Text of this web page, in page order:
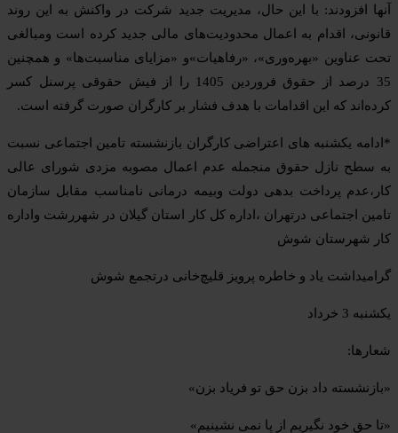
آ‌نها افزودند: با این حال، مدیریت جدید شرکت در واکنش به این روند
قانونی، اقدام به اعمال محدودیت‌های مالی جدید کرده است ومبالغی
تحت عناوین «بهره‌وری»، «رفاهیات»و «مزایای مناسبت‌ها» و همچنین
35 درصد از حقوق فروردین 1405 را از فیش حقوقی پرسنل کسر
کرده‌اند که این اقدامات با هدف فشار بر کارگران صورت گرفته است. ‌
*ادامه یکشنبه های اعتراضی کارگران بازنشسته تامین اجتماعی نسبت
به سطح نازل حقوق منجمله عدم اعمال مصوبه مزدی شورای عالی
کار،عدم پرداخت بدهی دولت وبیمه درمانی نامناسب مقابل سازمان
تامین اجتماعی درتهران ،اداره کل کار استان گیلان در شهررشت واداره
کار شهرستان شوش
گرامیداشت یاد و خاطره پرویز قلیچ‌خانی درتجمع شوش
یکشنبه 3 خرداد
شعارها:
«بازنشسته داد بزن حق تو فریاد بزن»
«تا حق خود نگیریم از پا نمی نشینیم»